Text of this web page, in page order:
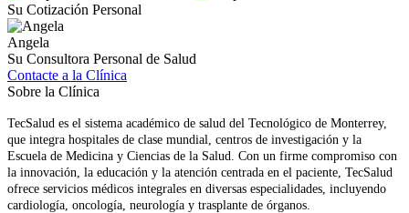
Su Cotización Personal
Angela
Su Consultora Personal de Salud
Contacte a la Clínica
Sobre la Clínica
TecSalud es el sistema académico de salud del Tecnológico de Monterrey,
que integra hospitales de clase mundial, centros de investigación y la
Escuela de Medicina y Ciencias de la Salud. Con un firme compromiso con
la innovación, la educación y la atención centrada en el paciente, TecSalud
ofrece servicios médicos integrales en diversas especialidades, incluyendo
cardiología, oncología, neurología y trasplante de órganos.